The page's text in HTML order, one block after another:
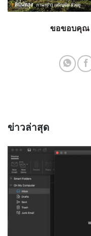
ขอขอบคุณ
ข่าวล่าสุด